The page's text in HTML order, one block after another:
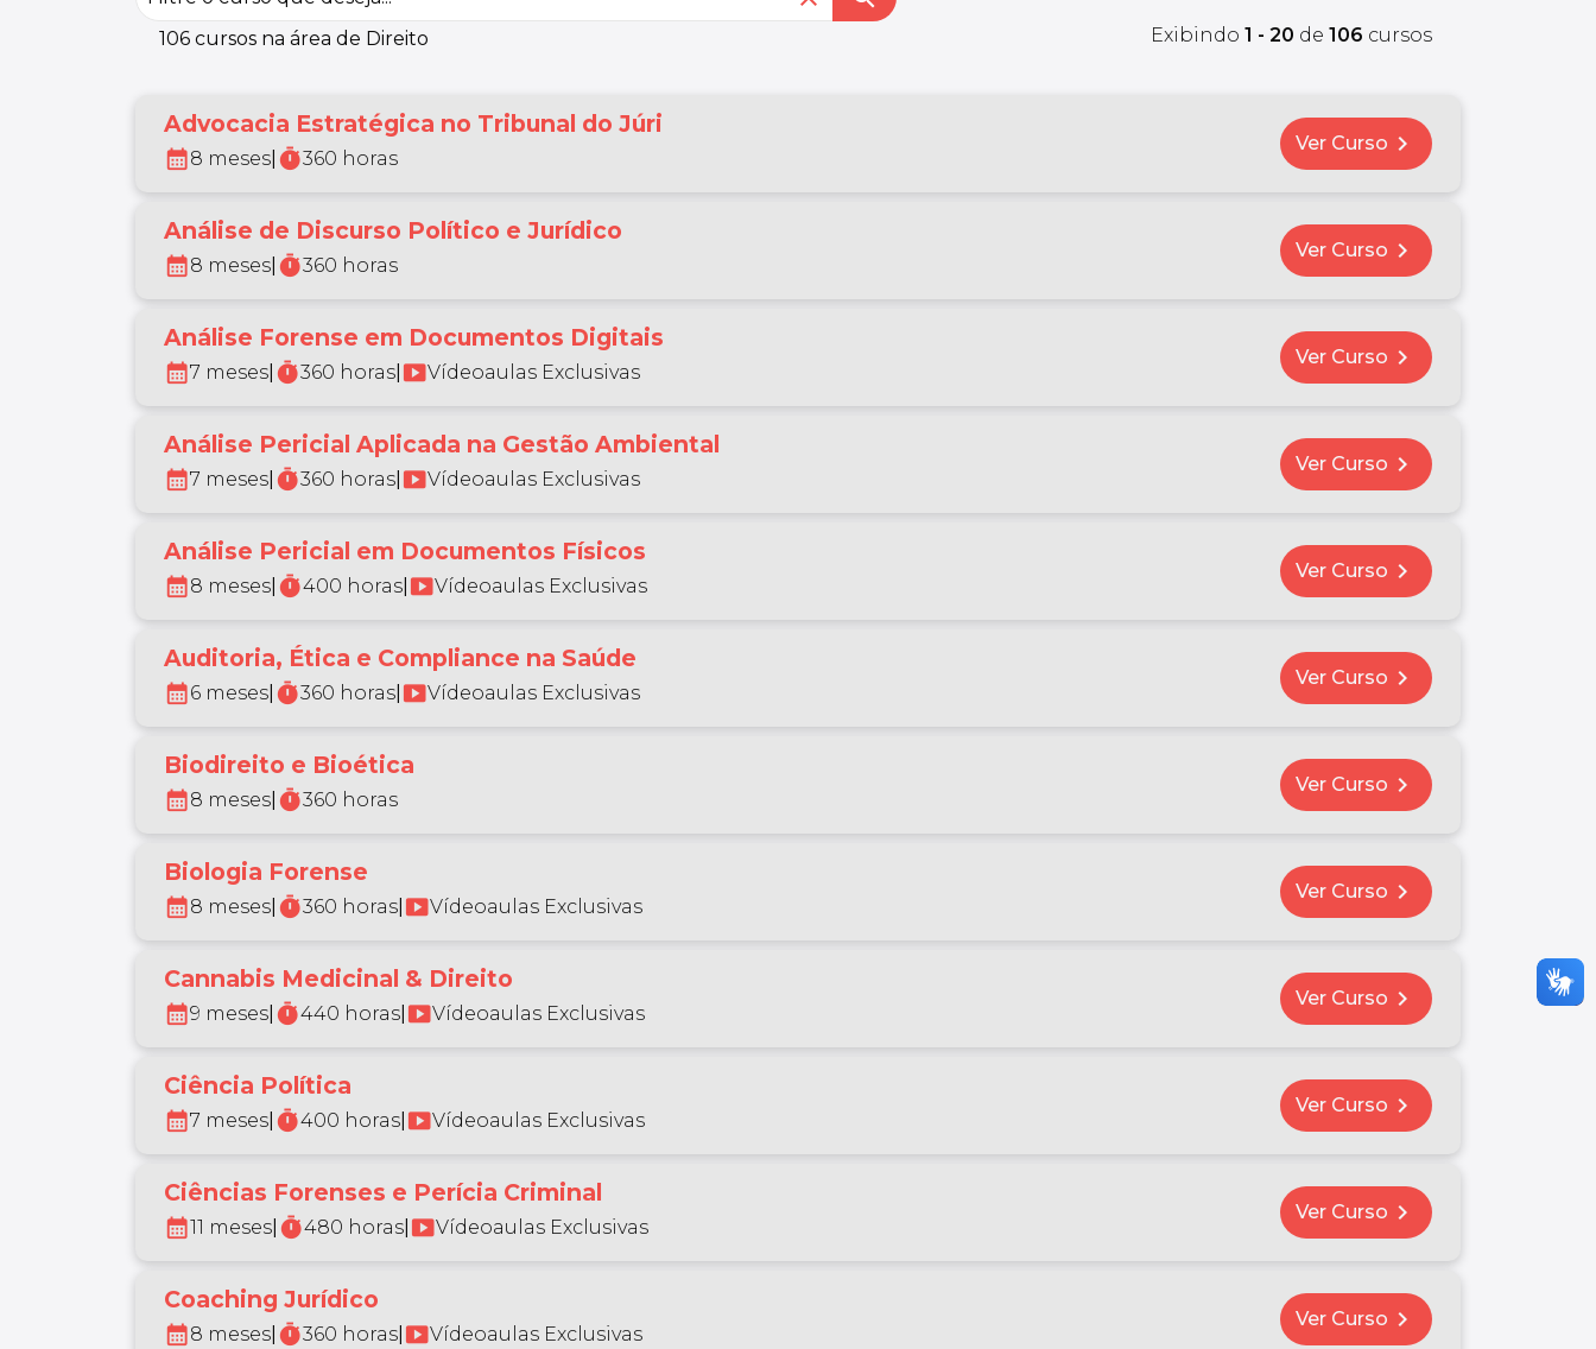
106 cursos na área de Direito Exibindo 1 - 20 de 106 cursos
Advocacia Estratégica no Tribunal do Júri
calendar_month8 meses timer360 horas
Ver Curso chevron_right
Análise de Discurso Político e Jurídico
calendar_month8 meses timer360 horas
Ver Curso chevron_right
Análise Forense em Documentos Digitais
calendar_month7 meses timer360 horas smart_displayVídeoaulas Exclusivas
Ver Curso chevron_right
Análise Pericial Aplicada na Gestão Ambiental
calendar_month7 meses timer360 horas smart_displayVídeoaulas Exclusivas
Ver Curso chevron_right
Análise Pericial em Documentos Físicos
calendar_month8 meses timer400 horas smart_displayVídeoaulas Exclusivas
Ver Curso chevron_right
Auditoria, Ética e Compliance na Saúde
calendar_month6 meses timer360 horas smart_displayVídeoaulas Exclusivas
Ver Curso chevron_right
Biodireito e Bioética
calendar_month8 meses timer360 horas
Ver Curso chevron_right
Biologia Forense
calendar_month8 meses timer360 horas smart_displayVídeoaulas Exclusivas
Ver Curso chevron_right
Cannabis Medicinal & Direito
calendar_month9 meses timer440 horas smart_displayVídeoaulas Exclusivas
Ver Curso chevron_right
Ciência Política
calendar_month7 meses timer400 horas smart_displayVídeoaulas Exclusivas
Ver Curso chevron_right
Ciências Forenses e Perícia Criminal
calendar_month11 meses timer480 horas smart_displayVídeoaulas Exclusivas
Ver Curso chevron_right
Coaching Jurídico
calendar_month8 meses timer360 horas smart_displayVídeoaulas Exclusivas
Ver Curso chevron_right